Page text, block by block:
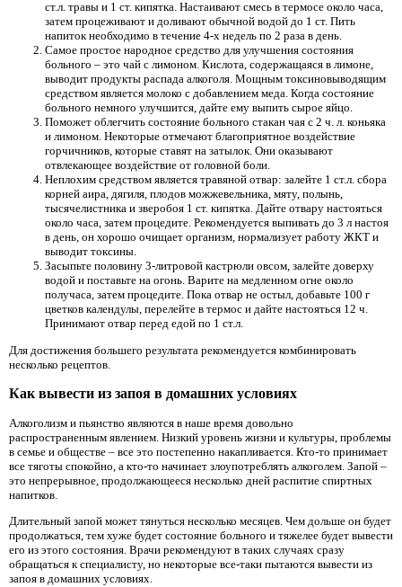
ст.л. травы и 1 ст. кипятка. Настаивают смесь в термосе около часа,
затем процеживают и доливают обычной водой до 1 ст. Пить
напиток необходимо в течение 4-х недель по 2 раза в день.
Самое простое народное средство для улучшения состояния
больного – это чай с лимоном. Кислота, содержащаяся в лимоне,
выводит продукты распада алкоголя. Мощным токсиновыводящим
средством является молоко с добавлением меда. Когда состояние
больного немного улучшится, дайте ему выпить сырое яйцо.
Поможет облегчить состояние больного стакан чая с 2 ч. л. коньяка
и лимоном. Некоторые отмечают благоприятное воздействие
горчичников, которые ставят на затылок. Они оказывают
отвлекающее воздействие от головной боли.
Неплохим средством является травяной отвар: залейте 1 ст.л. сбора
корней аира, дягиля, плодов можжевельника, мяту, полынь,
тысячелистника и зверобоя 1 ст. кипятка. Дайте отвару настояться
около часа, затем процедите. Рекомендуется выпивать до 3 л настоя
в день, он хорошо очищает организм, нормализует работу ЖКТ и
выводит токсины.
Засыпьте половину 3-литровой кастрюли овсом, залейте доверху
водой и поставьте на огонь. Варите на медленном огне около
получаса, затем процедите. Пока отвар не остыл, добавьте 100 г
цветков календулы, перелейте в термос и дайте настояться 12 ч.
Принимают отвар перед едой по 1 ст.л.
Для достижения большего результата рекомендуется комбинировать
несколько рецептов.
Как вывести из запоя в домашних условиях
Алкоголизм и пьянство являются в наше время довольно
распространенным явлением. Низкий уровень жизни и культуры, проблемы
в семье и обществе – все это постепенно накапливается. Кто-то принимает
все тяготы спокойно, а кто-то начинает злоупотреблять алкоголем. Запой –
это непрерывное, продолжающееся несколько дней распитие спиртных
напитков.
Длительный запой может тянуться несколько месяцев. Чем дольше он будет
продолжаться, тем хуже будет состояние больного и тяжелее будет вывести
его из этого состояния. Врачи рекомендуют в таких случаях сразу
обращаться к специалисту, но некоторые все-таки пытаются вывести из
запоя в домашних условиях.